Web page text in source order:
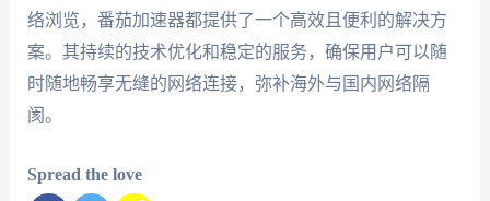
络浏览，番茄加速器都提供了一个高效且便利的解决方
案。其持续的技术优化和稳定的服务，确保用户可以随
时随地畅享无缝的网络连接，弥补海外与国内网络隔
阂。
Spread the love